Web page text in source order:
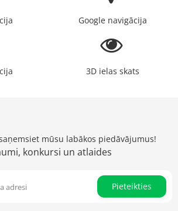
Google navigācija
3D ielas skats
mūsu labākos piedāvājumus!
konkursi un atlaides
Pieteikties